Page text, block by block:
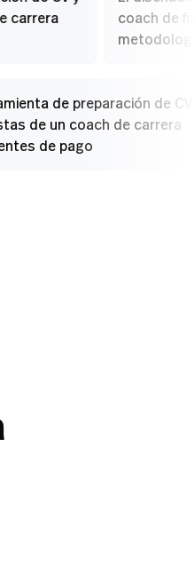
carrera
coach de
de preparación de
de un coach de carrera
de pago